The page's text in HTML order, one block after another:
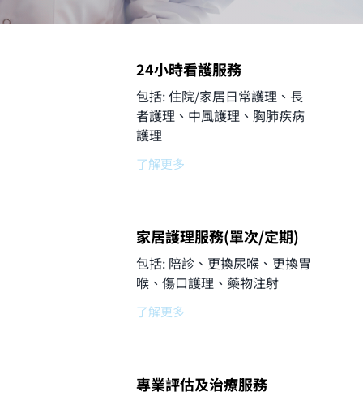
24小時看護服務
包括: 住院/家居日常護理、長
者護理、中風護理、胸肺疾病
護理
了解更多
家居護理服務(單次/定期)
包括: 陪診、更換尿喉、更換胃
喉、傷口護理、藥物注射
了解更多
專業評估及治療服務